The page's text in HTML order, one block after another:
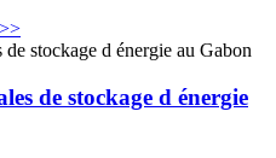
de stockage d énergie